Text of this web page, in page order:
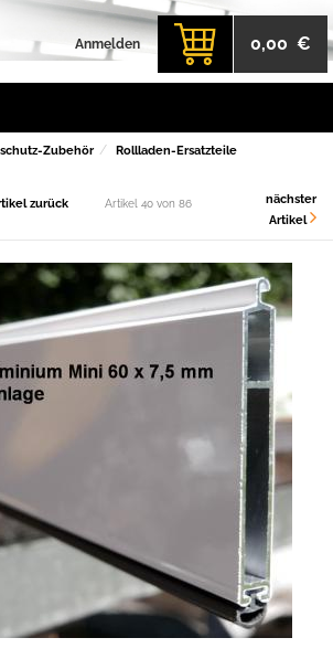
Anmelden 0,00 €
Zubehör Rollladen-Ersatzteile
zurück Artikel 40 von 86
nächster
Artikel